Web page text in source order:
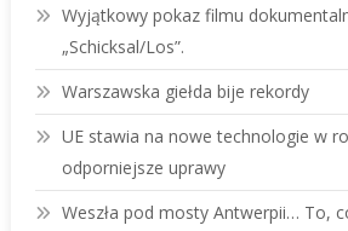
Wyjątkowy pokaz filmu
„Schicksal/Los”.
Warszawska giełda bije rekordy
UE stawia na nowe technologie w
odporniejsze uprawy
Weszła pod mosty Antwerpii… To,